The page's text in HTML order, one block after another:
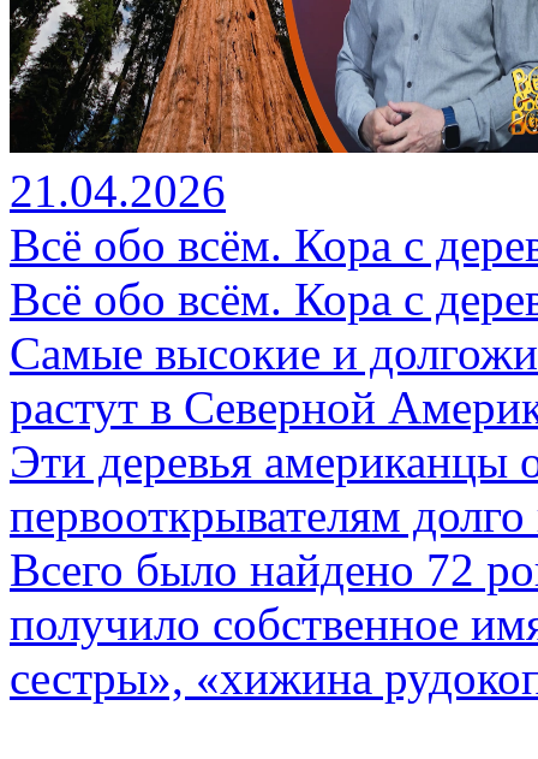
21.04.2026
Всё обо всём. Кора с
Всё обо всём. Кора с
Самые высокие и
растут в Северной
Эти деревья
первооткрывателям
Всего было найдено 72
получило собственное
сестры», «хижина